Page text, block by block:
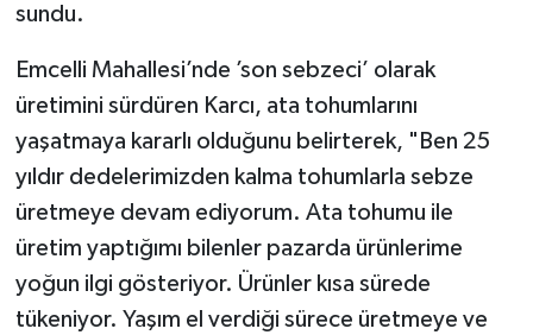
sundu.
Emcelli Mahallesi’nde ’son sebzeci’ olarak
üretimini sürdüren Karcı, ata tohumlarını
yaşatmaya kararlı olduğunu belirterek, "Ben 25
yıldır dedelerimizden kalma tohumlarla sebze
üretmeye devam ediyorum. Ata tohumu ile
üretim yaptığımı bilenler pazarda ürünlerime
yoğun ilgi gösteriyor. Ürünler kısa sürede
tükeniyor. Yaşım el verdiği sürece üretmeye ve